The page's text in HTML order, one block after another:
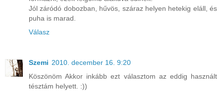
Jól záródó dobozban, hűvös, száraz helyen hetekig eláll, és
puha is marad.
Válasz
Szemi 2010. december 16. 9:20
Köszönöm Akkor inkább ezt választom az eddig használt
tésztám helyett. :))